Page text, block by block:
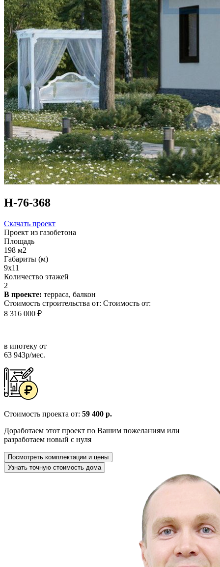
Н-76-368
Скачать проект
Проект из газобетона
Площадь
198 м2
Габариты (м)
9x11
Количество этажей
2
В проекте: терраса, балкон
Стоимость строительства от: Стоимость от:
8 316 000 ₽
в ипотеку от
63 943р/мес.
Стоимость проекта от: 59 400 р.
Доработаем этот проект по Вашим пожеланиям или
разработаем новый с нуля
Посмотреть комплектации и цены
Узнать точную стоимость дома